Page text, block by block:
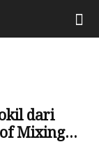
dari
Mixing...